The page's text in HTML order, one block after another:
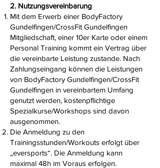
2. Nutzungsvereinbarung
Mit dem Erwerb einer BodyFactory
Gundelfingen/CrossFit Gundelfingen
Mitgliedschaft, einer 10er Karte oder einem
Personal Training kommt ein Vertrag über
die vereinbarte Leistung zustande. Nach
Zahlungseingang können die Leistungen
von BodyFactory Gundelfingen/CrossFit
Gundelfingen in vereinbartem Umfang
genutzt werden, kostenpflichtige
Spezialkurse/Workshops sind davon
ausgenommen.
Die Anmeldung zu den
Trainingsstunden/Workouts erfolgt über
„eversports“. Die Anmeldung kann
maximal 48h im Voraus erfolgen.